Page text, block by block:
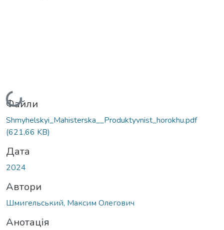
Вантажиться...
Файли
Shmyhelskyi_Mahisterska__Produktyvnist_horokhu.pdf
(621,66 KB)
Дата
2024
Автори
Шмигельський, Максим Олегович
Анотація